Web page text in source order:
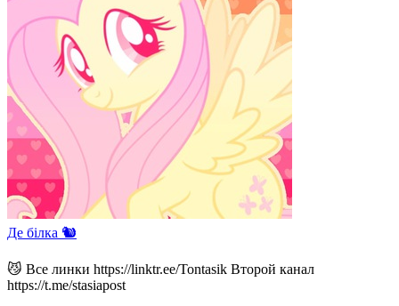
Де білка 🐿️
😼 Все линки https://linktr.ee/Tontasik Второй канал
https://t.me/stasiapost